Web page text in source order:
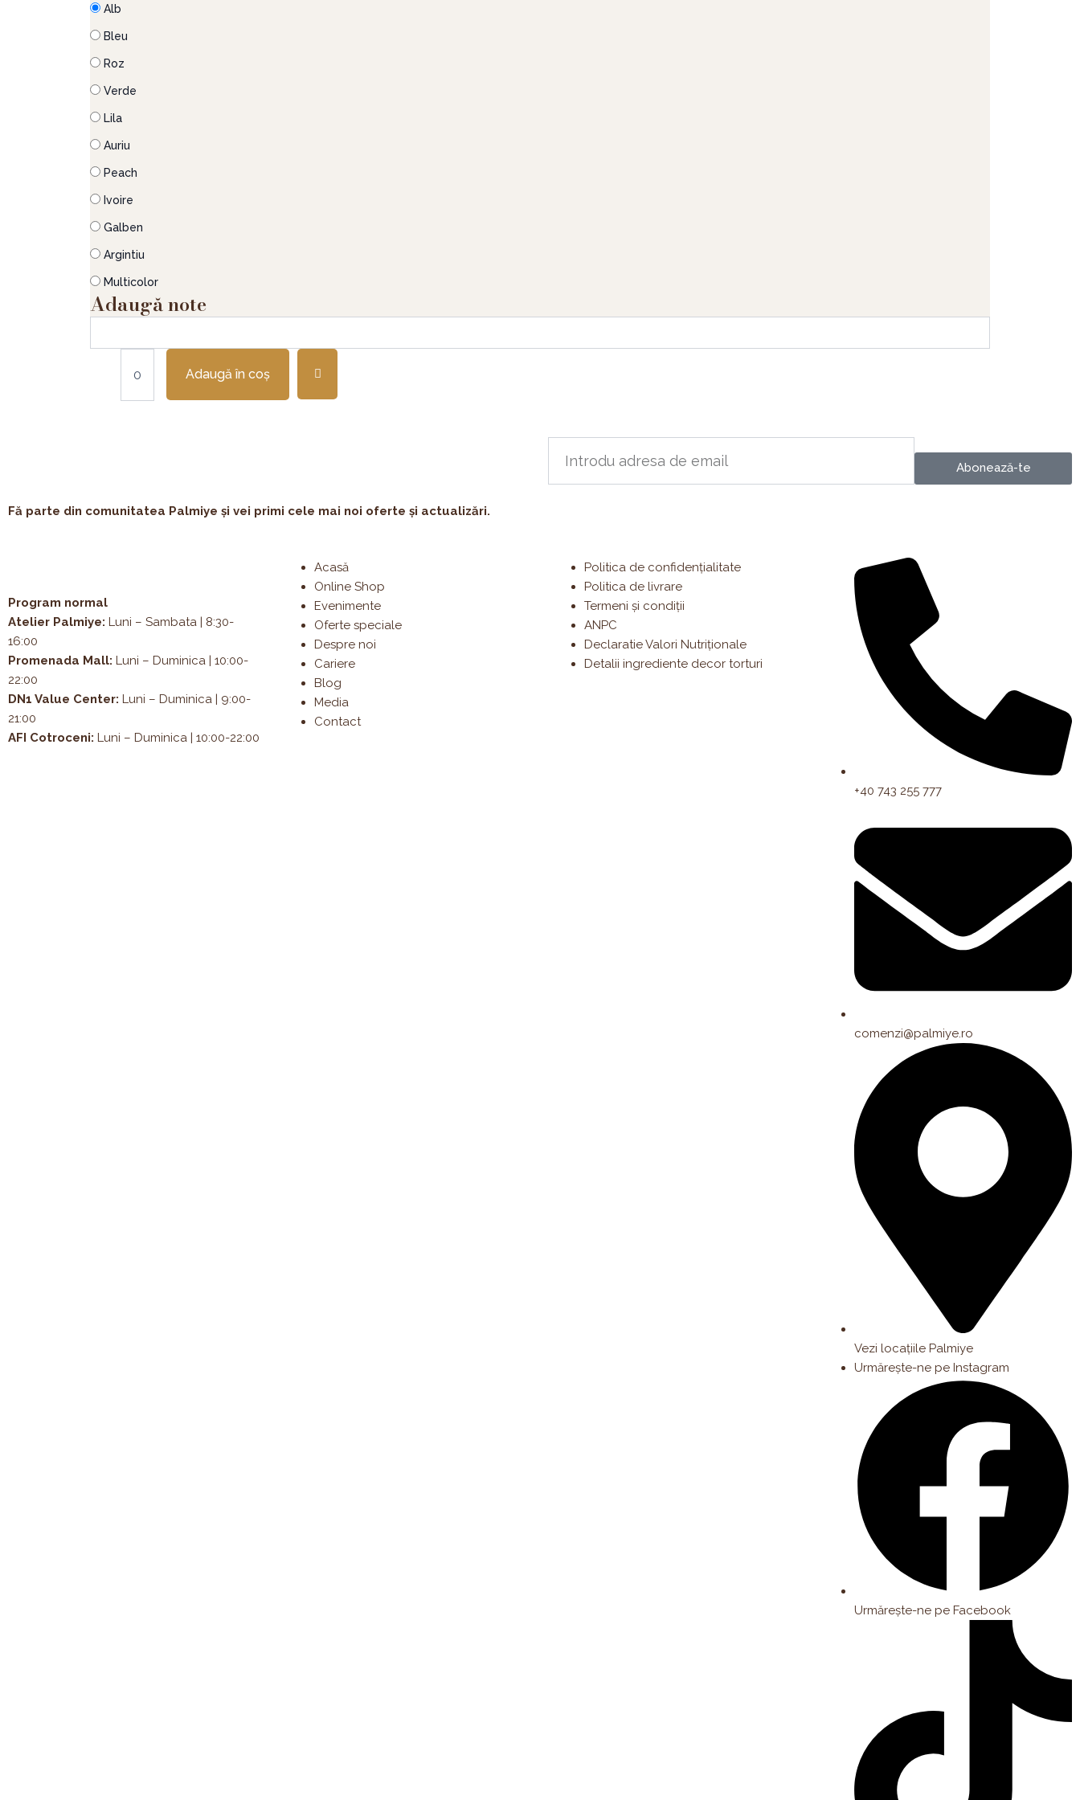
Alb
Bleu
Roz
Verde
Lila
Auriu
Peach
Ivoire
Galben
Argintiu
Multicolor
Adaugă note
Adaugă în coș
Fă parte din comunitatea Palmiye și vei primi cele mai noi oferte și actualizări.
Abonează-te
Program normal
Atelier Palmiye: Luni – Sambata | 8:30-
16:00
Promenada Mall: Luni – Duminica | 10:00-
22:00
DN1 Value Center: Luni – Duminica | 9:00-
21:00
AFI Cotroceni: Luni – Duminica | 10:00-22:00
Acasă
Online Shop
Evenimente
Oferte speciale
Despre noi
Cariere
Blog
Media
Contact
Politica de confidențialitate
Politica de livrare
Termeni și condiții
ANPC
Declaratie Valori Nutriționale
Detalii ingrediente decor torturi
+40 743 255 777
comenzi@palmiye.ro
Vezi locațiile Palmiye
Urmărește-ne pe Instagram
Urmărește-ne pe Facebook